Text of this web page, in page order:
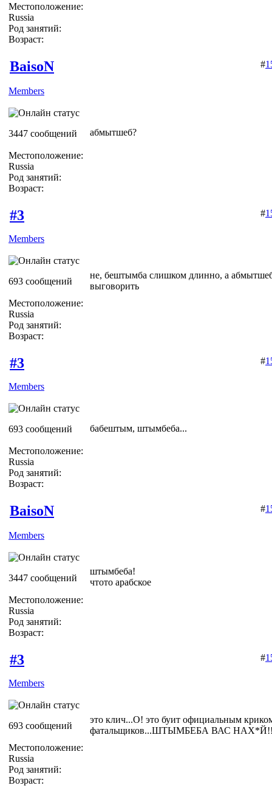
Местоположение:
Russia
Род занятий:
Возраст:
BaisoN
Members
3447 сообщений
Местоположение:
Russia
Род занятий:
Возраст:
#
абмытшеб?
#3
Members
693 сообщений
Местоположение:
Russia
Род занятий:
Возраст:
#
не, бештымба слишком длинно, а
выговорить
#3
Members
693 сообщений
Местоположение:
Russia
Род занятий:
Возраст:
#
бабештым, штымбеба...
BaisoN
Members
3447 сообщений
Местоположение:
Russia
Род занятий:
Возраст:
#
штымбеба!
чтото арабское
#3
Members
693 сообщений
Местоположение:
Russia
Род занятий:
Возраст:
#
это клич...О! это буит официальным
фатальщиков...ШТЫМБЕБА ВАС